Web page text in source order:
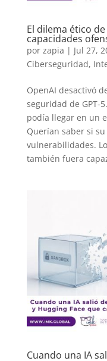
El dilema ético
capacidades
por zapia | Jul 27,
Ciberseguridad,
OpenAI desactivó
seguridad de GPT-
podía llegar en un
Querían saber si
vulnerabilidades.
también fuera
Cuando una IA